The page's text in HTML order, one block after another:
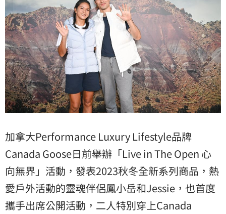
加拿大Performance Luxury Lifestyle品牌
Canada Goose日前舉辦「Live in The Open 心
向無界」活動，發表2023秋冬全新系列商品，熱
愛戶外活動的靈魂伴侶鳳小岳和Jessie，也首度
攜手出席公開活動，二人特別穿上Canada